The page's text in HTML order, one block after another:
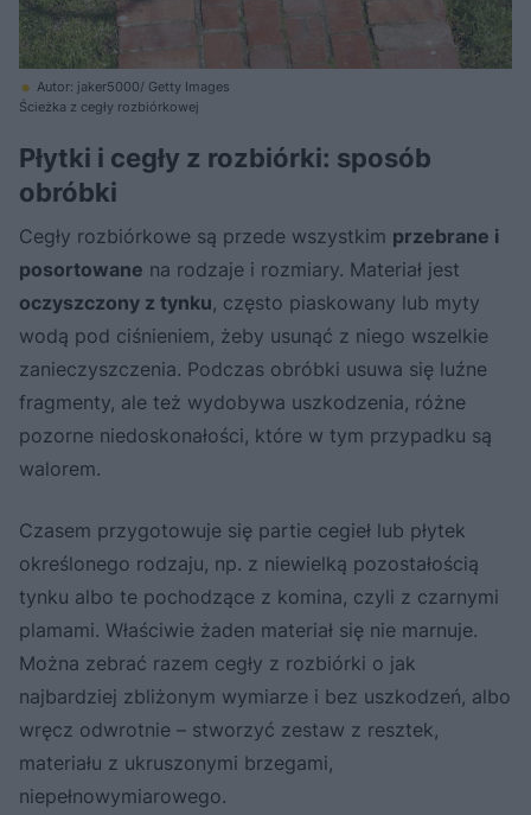
Autor: jaker5000/ Getty Images
Ścieżka z cegły rozbiórkowej
Płytki i cegły z rozbiórki: sposób
obróbki
Cegły rozbiórkowe są przede wszystkim przebrane i
posortowane na rodzaje i rozmiary. Materiał jest
oczyszczony z tynku, często piaskowany lub myty
wodą pod ciśnieniem, żeby usunąć z niego wszelkie
zanieczyszczenia. Podczas obróbki usuwa się luźne
fragmenty, ale też wydobywa uszkodzenia, różne
pozorne niedoskonałości, które w tym przypadku są
walorem.
Czasem przygotowuje się partie cegieł lub płytek
określonego rodzaju, np. z niewielką pozostałością
tynku albo te pochodzące z komina, czyli z czarnymi
plamami. Właściwie żaden materiał się nie marnuje.
Można zebrać razem cegły z rozbiórki o jak
najbardziej zbliżonym wymiarze i bez uszkodzeń, albo
wręcz odwrotnie – stworzyć zestaw z resztek,
materiału z ukruszonymi brzegami,
niepełnowymiarowego.